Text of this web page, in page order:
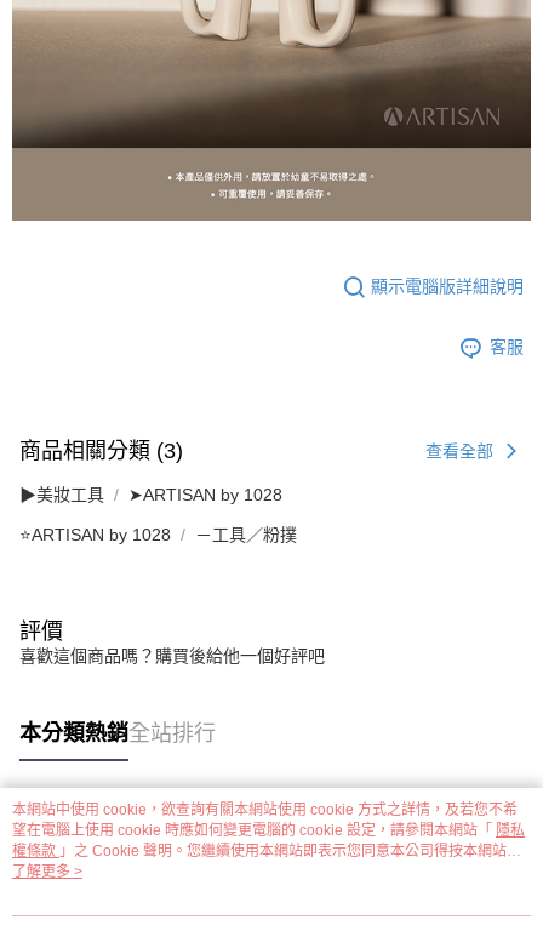
顯示電腦版詳細說明
客服
商品相關分類 (3) 查看全部
▶美妝工具 ➤ARTISAN by 1028
⭐ARTISAN by 1028 －工具／粉撲
評價
喜歡這個商品嗎？購買後給他一個好評吧
本分類熱銷全站排行
熱門標籤
本網站中使用 cookie，欲查詢有關本網站使用 cookie 方式之詳情，及若您不希
望在電腦上使用 cookie 時應如何變更電腦的 cookie 設定，請參閱本網站「 隱私
權條款 」之 Cookie 聲明。您繼續使用本網站即表示您同意本公司得按本網站使
用條款之 Cookie 聲明使用 cookie。
了解更多 >